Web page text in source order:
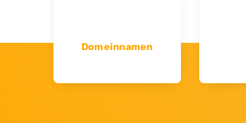
Domeinnamen